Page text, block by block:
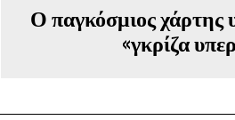
Ο παγκόσμιος χάρτης
«γκρίζα